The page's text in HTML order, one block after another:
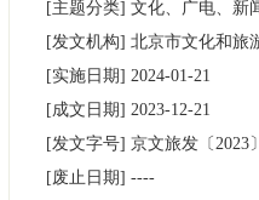
北京要闻 会
政务公开
[主题分类] 文化、广电、新
[发文机构] 北京市文化和旅
[实施日期] 2024-01-21
[成文日期] 2023-12-21
[发文字号] 京文旅发〔2023〕
[废止日期] ----